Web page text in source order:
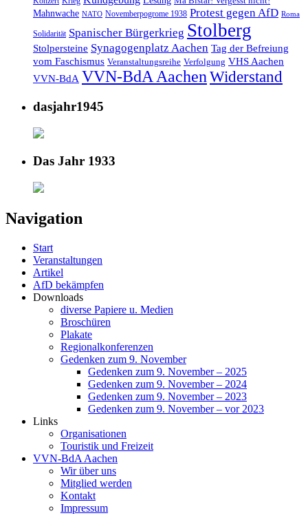
Mahnwache NATO Novemberpogrome 1938 Protest gegen AfD Roma
Solidarität Spanischer Bürgerkrieg Stolberg
Stolpersteine Synagogenplatz Aachen Tag der Befreiung
vom Faschismus Veranstaltungsreihe Verfolgung VHS Aachen
VVN-BdA VVN-BdA AachenWiderstand
dasjahr1945
Das Jahr 1933
Navigation
Start
Veranstaltungen
Artikel
AfD bekämpfen
Downloads
diverse Papiere u. Medien
Broschüren
Plakate
Regionalkonferenzen
Gedenken zum 9. November
Gedenken zum 9. November – 2025
Gedenken zum 9. November – 2024
Gedenken zum 9. November – 2023
Gedenken zum 9. November – vor 2023
Links
Organisationen
Touristik und Freizeit
VVN-BdA Aachen
Wir über uns
Mitglied werden
Kontakt
Impressum